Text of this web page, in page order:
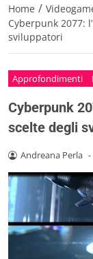
Home /
Cyberpunk 2077:
sviluppatori
Approfondimenti
Cyberpunk
scelte degli
Andreana Perla -